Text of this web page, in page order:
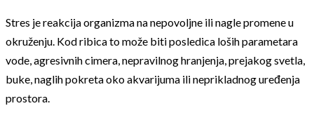
Stres je reakcija organizma na nepovoljne ili nagle promene u
okruženju. Kod ribica to može biti posledica loših parametara
vode, agresivnih cimera, nepravilnog hranjenja, prejakog svetla,
buke, naglih pokreta oko akvarijuma ili neprikladnog uređenja
prostora.